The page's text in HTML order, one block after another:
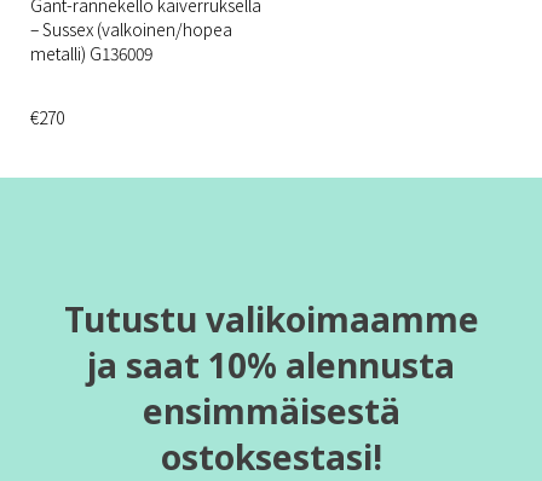
– Sussex (valkoinen/hopea
metalli) G136009
€270
Tutustu valikoimaamme
ja saat 10% alennusta
ensimmäisestä
ostoksestasi!